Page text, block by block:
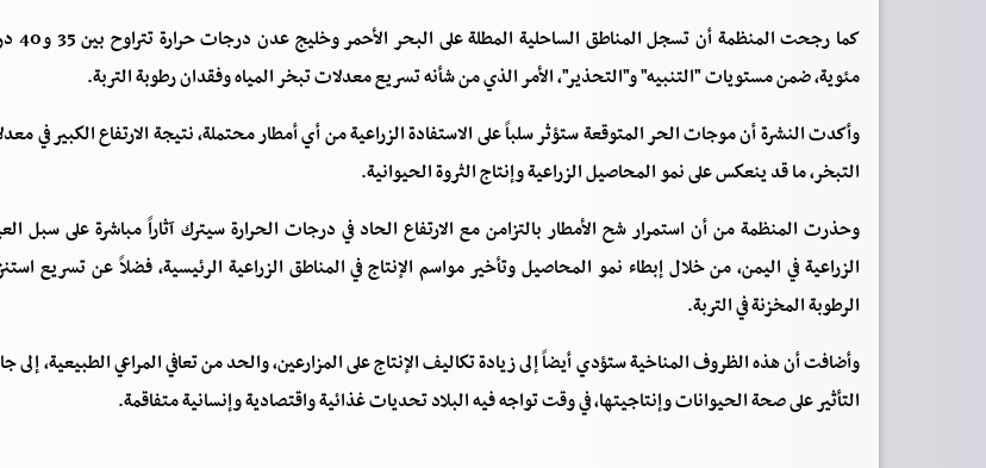
كما رجحت المنظمة أن تسجل المناطق
مئوية، ضمن مستويات "التنبيه" و"التحذير"، الأمر الذي من شأنه تسريع معدلات تبخر المياه وفقدان رطوبة التربة.
وأكدت النشرة أن موجات الحر المتوقعة ستؤثر سلباً على الاستفادة الزراعية من أي أمطار محتملة، نتيجة الارتفاع الكبير في
التبخر، ما قد ينعكس على نمو المحاصيل الزراعية وإنتاج الثروة الحيوانية.
وحذرت المنظمة من أن استمرار شح الأمطار بالتزامن مع الارتفاع الحاد في درجات الحرارة سيترك آثاراً مباشرة على سبل
الزراعية في اليمن، من خلال إبطاء نمو المحاصيل وتأخير مواسم الإنتاج في المناطق الزراعية الرئيسية، فضلاً عن تسريع
الرطوبة المخزنة في التربة.
وأضافت أن هذه الظروف المناخية ستؤدي أيضاً إلى زيادة تكاليف الإنتاج على المزارعين، والحد من تعافي المراعي الطبيعية، إلى
التأثير على صحة الحيوانات وإنتاجيتها، في وقت تواجه فيه البلاد تحديات غذائية واقتصادية وإنسانية متفاقمة.